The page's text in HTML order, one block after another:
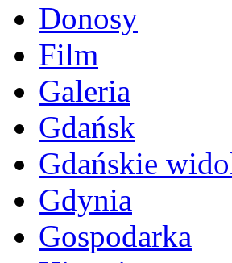
Donosy
Film
Galeria
Gdańsk
Gdańskie
Gdynia
Gospodarka